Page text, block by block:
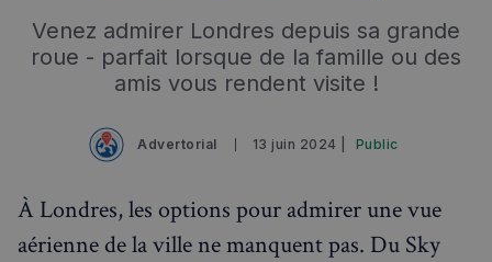
Recherche ✨Chatbot IA
Rechercher dans Français à Londres - Magazine
Venez admirer Londres depuis sa grande
roue - parfait lorsque de la famille ou des
amis vous rendent visite !
Advertorial 13 juin 2024 | Public
À Londres, les options pour admirer une vue
aérienne de la ville ne manquent pas. Du Sky